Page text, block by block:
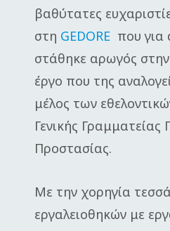
βαθύτατες
στη GEDORE που για
στάθηκε αρωγός
έργο που της
μέλος των
Γενικής Γραμματείας
Προστασίας.
Με την χορηγία
εργαλειοθηκών με